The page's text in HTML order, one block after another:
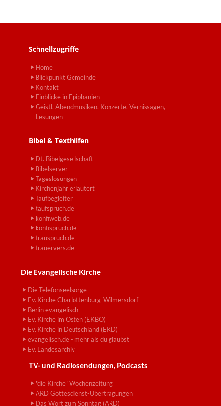
Schnellzugriffe
Home
Blickpunkt Gemeinde
Kontakt
Einblicke in Epiphanien
Geistl. Abendmusiken, Konzerte, Vernissagen,
Lesungen
Bibel & Texthilfen
Dt. Bibelgesellschaft
Bibelserver
Tageslosungen
Kirchenjahr erläutert
Taufbegleiter
taufspruch.de
konfiweb.de
konfispruch.de
trauspruch.de
trauervers.de
Die Evangelische Kirche
Die Telefonseelsorge
Ev. Kirche Charlottenburg-Wilmersdorf
Berlin evangelisch
Ev. Kirche im Osten (EKBO)
Ev. Kirche in Deutschland (EKD)
evangelisch.de - mehr als du glaubst
Ev. Landesarchiv
TV- und Radiosendungen, Podcasts
"die Kirche" Wochenzeitung
ARD Gottesdienst-Übertragungen
Das Wort zum Sonntag (ARD)